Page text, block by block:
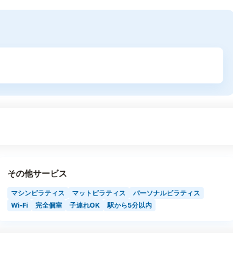
その他サービス
マシンピラティス マットピラティス
パーソナルピラティス
Wi-Fi
完全個室 子連れOK 駅から5分以内